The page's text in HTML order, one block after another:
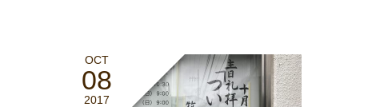
OCT
08
2017